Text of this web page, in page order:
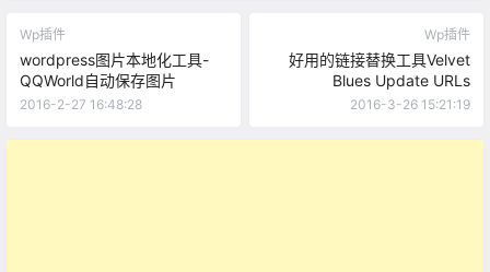
Wp插件
wordpress图片本地化工具-
QQWorld自动保存图片
2016-2-27 16:48:28
Wp插件
好用的链接替换工具Velvet
Blues Update URLs
2016-3-26 15:21:19